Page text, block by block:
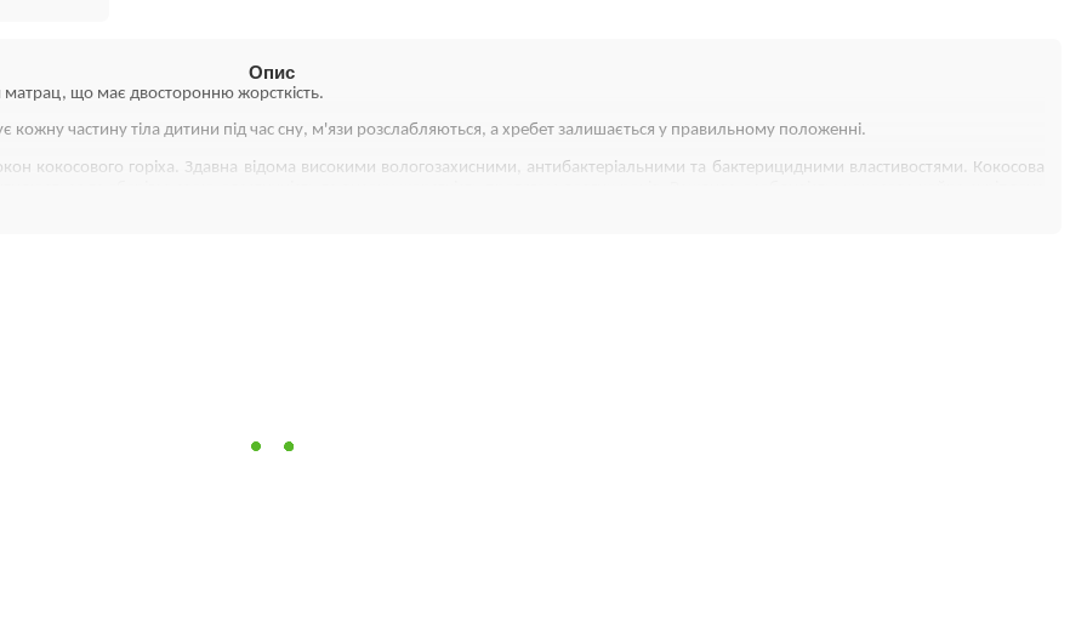
Опис
матрац, що має двосторонню жорсткість.
кожну частину тіла дитини під час сну, м'язи розслабляються, а хребет залишається у правильному положенні.
кокосового горіха. Здавна відома високими вологозахисними, антибактеріальними та бактерицидними властивостями. Кокосова